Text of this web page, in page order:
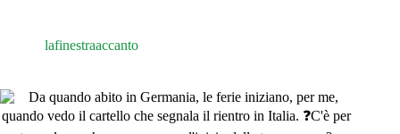
lafinestraaccanto